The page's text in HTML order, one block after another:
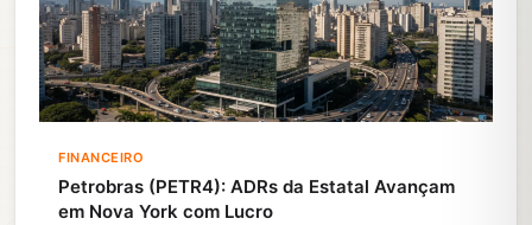
FINANCEIRO
Petrobras (PETR4): ADRs da Estatal Avançam
em Nova York com Lucro